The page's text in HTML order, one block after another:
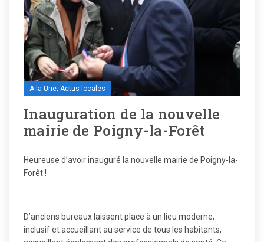
A la Une, Actus locales
Inauguration de la nouvelle
mairie de Poigny-la-Forêt
Heureuse d’avoir inauguré la nouvelle mairie de Poigny-la-
Forêt !
D’anciens bureaux laissent place à un lieu moderne,
inclusif et accueillant au service de tous les habitants,